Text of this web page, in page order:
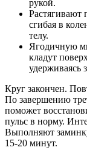
рукой.
Растягивают
сгибая в
телу.
Ягодичную
кладут
удерживаясь
Круг закончен.
По завершению
поможет
пульс в норму.
Выполняют
15-20 минут.